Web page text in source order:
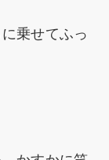
乗せてふっ